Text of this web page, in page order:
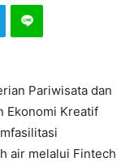
Pariwisata dan
Ekonomi Kreatif
air melalui Fintech